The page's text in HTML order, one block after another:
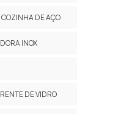
DE AÇO
INOX
DE VIDRO